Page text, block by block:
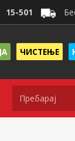
15-501
ЧИСТЕЊЕ